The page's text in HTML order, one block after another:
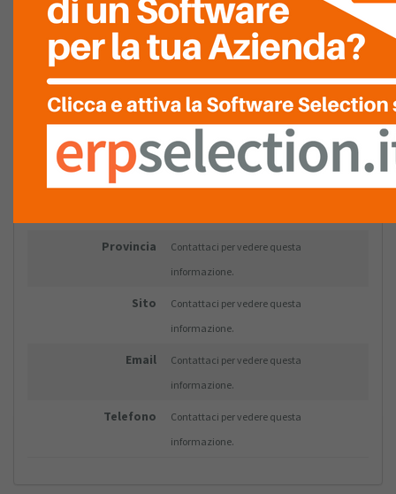
Fatturato
Contattaci per vedere questa
informazione.
CONTATTO
Contattaci per vedere questa
informazione.
Azienda
Contattaci per vedere questa
Provincia
Contattaci per vedere questa
informazione.
Sito
Contattaci per vedere questa
informazione.
Email
Contattaci per vedere questa
informazione.
Telefono
Contattaci per vedere questa
informazione.